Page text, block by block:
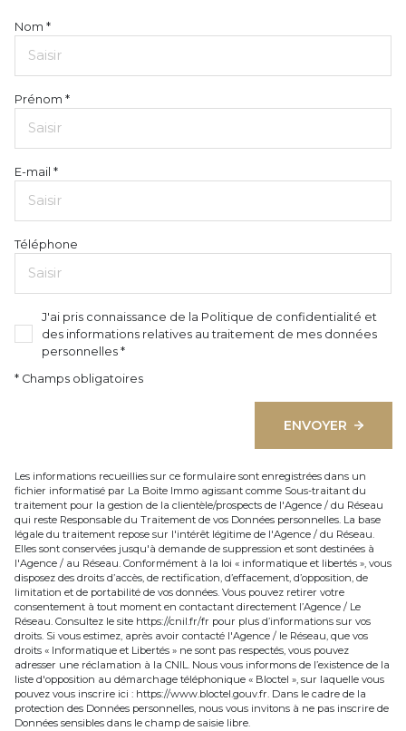
Nom *
Prénom *
E-mail *
Téléphone
J'ai pris connaissance de la Politique de confidentialité et
des informations relatives au traitement de mes données
personnelles *
* Champs obligatoires
ENVOYER
Les informations recueillies sur ce formulaire sont enregistrées dans un
fichier informatisé par La Boite Immo agissant comme Sous-traitant du
traitement pour la gestion de la clientèle/prospects de l'Agence / du Réseau
qui reste Responsable du Traitement de vos Données personnelles. La base
légale du traitement repose sur l'intérêt légitime de l'Agence / du Réseau.
Elles sont conservées jusqu'à demande de suppression et sont destinées à
l'Agence / au Réseau. Conformément à la loi « informatique et libertés », vous
disposez des droits d’accès, de rectification, d’effacement, d’opposition, de
limitation et de portabilité de vos données. Vous pouvez retirer votre
consentement à tout moment en contactant directement l’Agence / Le
Réseau. Consultez le site https://cnil.fr/fr pour plus d’informations sur vos
droits. Si vous estimez, après avoir contacté l'Agence / le Réseau, que vos
droits « Informatique et Libertés » ne sont pas respectés, vous pouvez
adresser une réclamation à la CNIL. Nous vous informons de l’existence de la
liste d'opposition au démarchage téléphonique « Bloctel », sur laquelle vous
pouvez vous inscrire ici : https://www.bloctel.gouv.fr. Dans le cadre de la
protection des Données personnelles, nous vous invitons à ne pas inscrire de
Données sensibles dans le champ de saisie libre.